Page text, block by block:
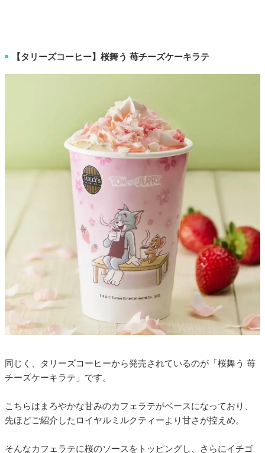
■ 【タリーズコーヒー】桜舞う 苺チーズケーキラテ
同じく、タリーズコーヒーから発売されているのが「桜舞う 苺
チーズケーキラテ」です。
こちらはまろやかな甘みのカフェラテがベースになっており、
先ほどご紹介したロイヤルミルクティーより甘さが控えめ。
そんなカフェラテに桜のソースをトッピングし、さらにイチゴ